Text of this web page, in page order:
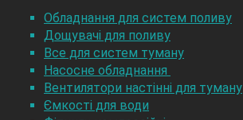
Обладнання для систем поливу
Дощувачі для поливу
Все для систем туману
Насосне обладнання
Вентилятори настінні для туману
Ємкості для води